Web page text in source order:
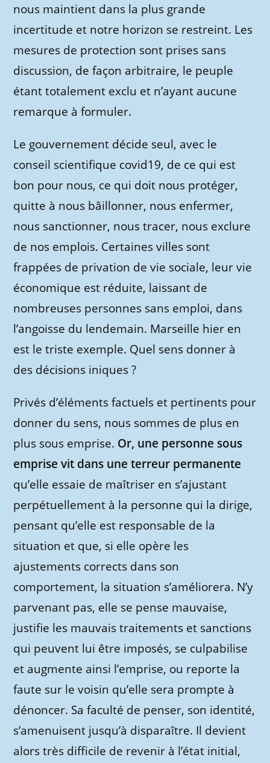
nous maintient dans la plus grande
incertitude et notre horizon se restreint. Les
mesures de protection sont prises sans
discussion, de façon arbitraire, le peuple
étant totalement exclu et n’ayant aucune
remarque à formuler.
Le gouvernement décide seul, avec le
conseil scientifique covid19, de ce qui est
bon pour nous, ce qui doit nous protéger,
quitte à nous bâillonner, nous enfermer,
nous sanctionner, nous tracer, nous exclure
de nos emplois. Certaines villes sont
frappées de privation de vie sociale, leur vie
économique est réduite, laissant de
nombreuses personnes sans emploi, dans
l’angoisse du lendemain. Marseille hier en
est le triste exemple. Quel sens donner à
des décisions iniques ?
Privés d’éléments factuels et pertinents pour
donner du sens, nous sommes de plus en
plus sous emprise. Or, une personne sous
emprise vit dans une terreur permanente
qu’elle essaie de maîtriser en s’ajustant
perpétuellement à la personne qui la dirige,
pensant qu’elle est responsable de la
situation et que, si elle opère les
ajustements corrects dans son
comportement, la situation s’améliorera. N’y
parvenant pas, elle se pense mauvaise,
justifie les mauvais traitements et sanctions
qui peuvent lui être imposés, se culpabilise
et augmente ainsi l’emprise, ou reporte la
faute sur le voisin qu’elle sera prompte à
dénoncer. Sa faculté de penser, son identité,
s’amenuisent jusqu’à disparaître. Il devient
alors très difficile de revenir à l’état initial,